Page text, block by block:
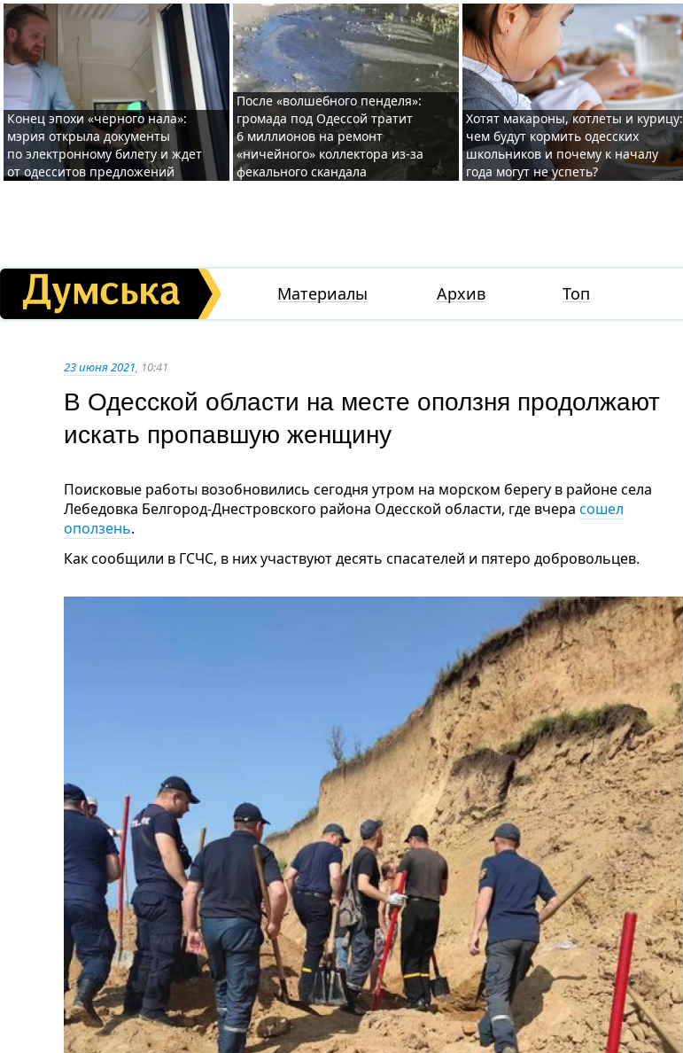
Конец эпохи «черного нала»:
мэрия открыла документы
по электронному билету и ждет
от одесситов предложений
После «волшебного пенделя»:
громада под Одессой тратит
6 миллионов на ремонт
«ничейного» коллектора из-за
фекального скандала
Хотят макароны, котлеты и курицу:
чем будут кормить одесских
школьников и почему к началу
года могут не успеть?
Материалы Архив Топ
23 июня 2021, 10:41
В Одесской области на месте оползня продолжают
искать пропавшую женщину
Поисковые работы возобновились сегодня утром на морском берегу в районе села
Лебедовка Белгород-Днестровского района Одесской области, где вчера сошел
оползень.
Как сообщили в ГСЧС, в них участвуют десять спасателей и пятеро добровольцев.